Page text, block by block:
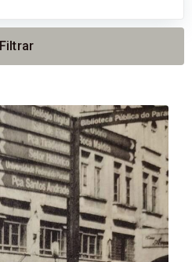
Filtrar